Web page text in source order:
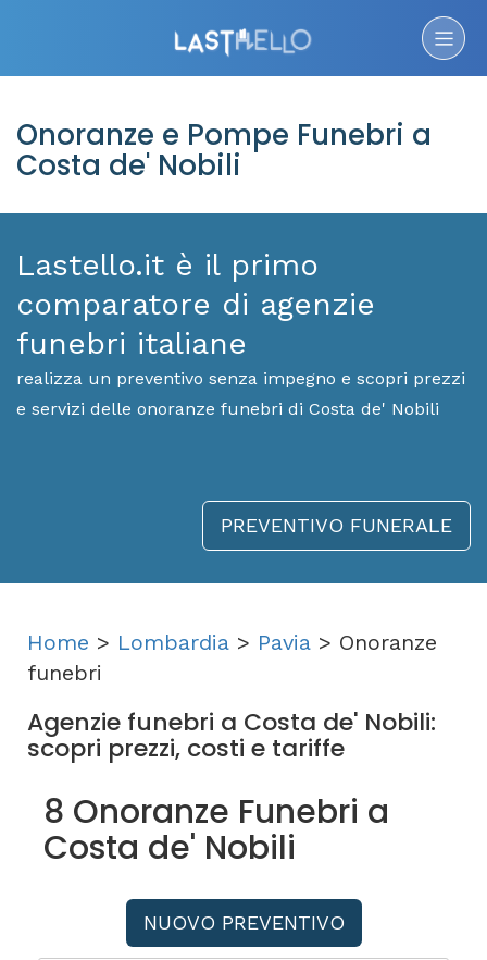
Onoranze e Pompe Funebri a
Costa de' Nobili
Lastello.it è il primo
comparatore di agenzie
funebri italiane
realizza un preventivo senza impegno e scopri prezzi
e servizi delle onoranze funebri di Costa de' Nobili
PREVENTIVO FUNERALE
Home > Lombardia > Pavia > Onoranze
funebri
Agenzie funebri a Costa de' Nobili:
scopri prezzi, costi e tariffe
8 Onoranze Funebri a
Costa de' Nobili
NUOVO PREVENTIVO